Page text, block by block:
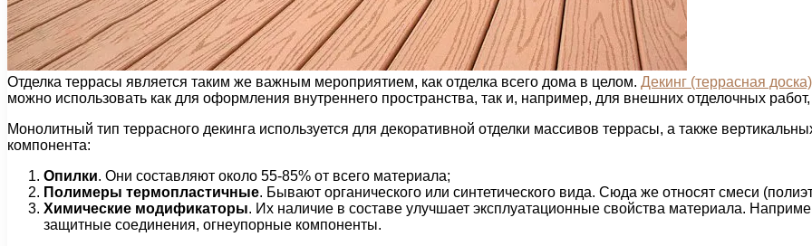
Отделка террасы является таким же важным мероприятием, как отделка всего дома в целом. Декинг (террасная доска)
можно использовать как для оформления внутреннего пространства, так и, например, для внешних отделочных
Монолитный тип террасного декинга используется для декоративной отделки массивов террасы, а также
компонента:
Опилки. Они составляют около 55-85% от всего материала;
Полимеры термопластичные. Бывают органического или синтетического вида. Сюда же относят смеси
Химические модификаторы. Их наличие в составе улучшает эксплуатационные свойства материала.
защитные соединения, огнеупорные компоненты.